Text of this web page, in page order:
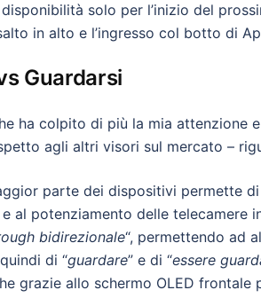
solo per l’inizio del
in alto e l’ingresso col botto di
Guardarsi
ha colpito di più la mia
agli altri visori sul mercato –
parte dei dispositivi permette di
al potenziamento delle telecamere
bidirezionale“, permettendo ad
di “guardare” e di “essere
grazie allo schermo OLED frontale